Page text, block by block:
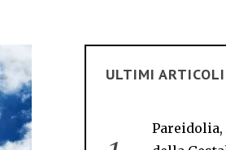
ULTIMI ARTICOLI